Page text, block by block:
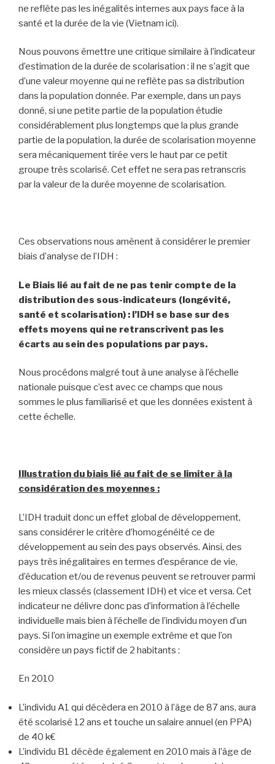
ne reflète pas les inégalités internes aux pays face à la
santé et la durée de la vie (Vietnam ici).
Nous pouvons émettre une critique similaire à l’indicateur
d’estimation de la durée de scolarisation : il ne s’agit que
d’une valeur moyenne qui ne reflète pas sa distribution
dans la population donnée. Par exemple, dans un pays
donné, si une petite partie de la population étudie
considérablement plus longtemps que la plus grande
partie de la population, la durée de scolarisation moyenne
sera mécaniquement tirée vers le haut par ce petit
groupe très scolarisé. Cet effet ne sera pas retranscris
par la valeur de la durée moyenne de scolarisation.
Ces observations nous amènent à considérer le premier
biais d’analyse de l’IDH :
Le Biais lié au fait de ne pas tenir compte de la
distribution des sous-indicateurs (longévité,
santé et scolarisation) : l’IDH se base sur des
effets moyens qui ne retranscrivent pas les
écarts au sein des populations par pays.
Nous procédons malgré tout à une analyse à l’échelle
nationale puisque c’est avec ce champs que nous
sommes le plus familiarisé et que les données existent à
cette échelle.
Illustration du biais lié au fait de se limiter à la
considération des moyennes :
L’IDH traduit donc un effet global de développement,
sans considérer le critère d’homogénéité ce de
développement au sein des pays observés. Ainsi, des
pays très inégalitaires en termes d’espérance de vie,
d’éducation et/ou de revenus peuvent se retrouver parmi
les mieux classés (classement IDH) et vice et versa. Cet
indicateur ne délivre donc pas d’information à l’échelle
individuelle mais bien à l’échelle de l’individu moyen d’un
pays. Si l’on imagine un exemple extrême et que l’on
considère un pays fictif de 2 habitants :
En 2010
L’individu A1 qui décèdera en 2010 à l’âge de 87 ans, aura
été scolarisé 12 ans et touche un salaire annuel (en PPA)
de 40 k€
L’individu B1 décède également en 2010 mais à l’âge de